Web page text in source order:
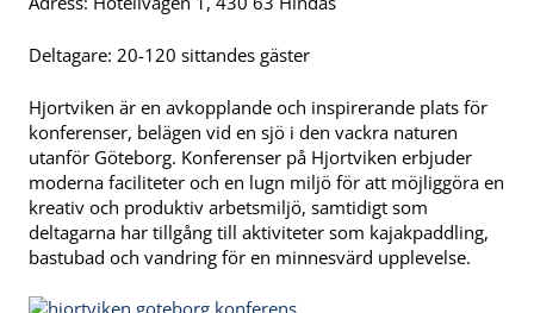
Deltagare: 20-120 sittandes gäster
Hjortviken är en avkopplande och inspirerande plats för
konferenser, belägen vid en sjö i den vackra naturen
utanför Göteborg. Konferenser på Hjortviken erbjuder
moderna faciliteter och en lugn miljö för att möjliggöra en
kreativ och produktiv arbetsmiljö, samtidigt som
deltagarna har tillgång till aktiviteter som kajakpaddling,
bastubad och vandring för en minnesvärd upplevelse.